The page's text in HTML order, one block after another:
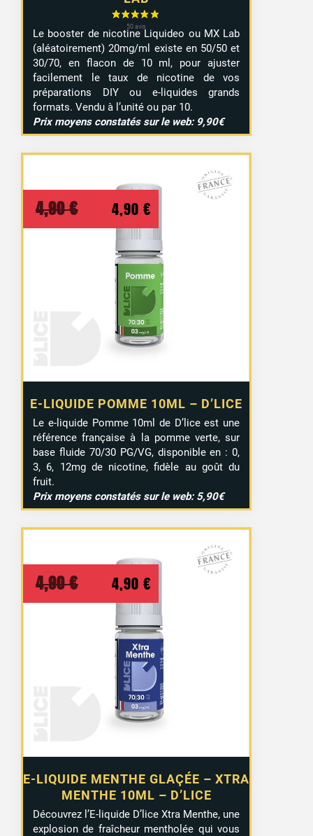
Le booster de nicotine Liquideo ou MX Lab
(aléatoirement) 20mg/ml existe en 50/50 et
30/70, en flacon de 10 ml, pour ajuster
facilement le taux de nicotine de vos
préparations DIY ou e-liquides grands
formats. Vendu à l’unité ou par 10.
Prix moyens constatés sur le web: 9,90€
E-LIQUIDE POMME 10ML – D’LICE
4,90€
Le
prix
initial
était :
4,90 €.
4,90 €
prix
actuel
est :
4,90 €.
Le e-liquide Pomme 10ml de D’lice est une
référence française à la pomme verte, sur
base fluide 70/30 PG/VG, disponible en : 0,
3, 6, 12mg de nicotine, fidèle au goût du
fruit.
Prix moyens constatés sur le web: 5,90€
E-LIQUIDE MENTHE GLAÇÉE – XTRA
MENTHE 10ML – D’LICE
4,90€
Le
prix
initial
était :
4,90 €.
4,90 €
prix
actuel
est :
4,90 €.
Découvrez l’E-liquide D’lice Xtra Menthe, une
explosion de fraîcheur mentholée qui vous